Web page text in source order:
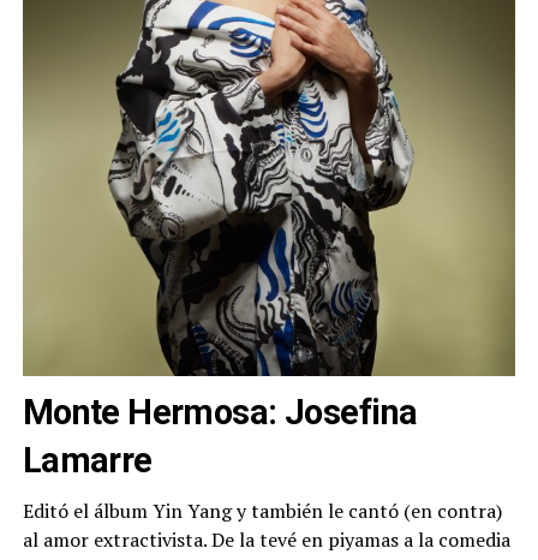
Monte Hermosa: Josefina
Lamarre
Editó el álbum Yin Yang y también le cantó (en contra)
al amor extractivista. De la tevé en piyamas a la comedia